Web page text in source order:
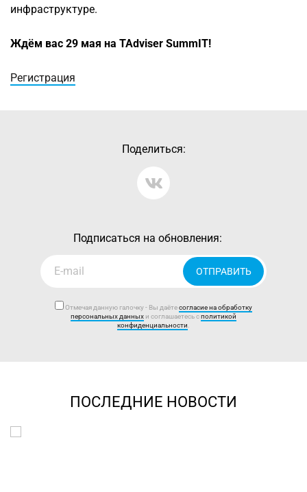
инфраструктуре.
Ждём вас 29 мая на TAdviser SummIT!
Регистрация
Поделиться:
Подписаться на обновления:
ОТПРАВИТЬ
Отмечая данную галочку - Вы даётесогласие на обработку
персональных данных и соглашаетесь сполитикой
конфиденциальности
ПОСЛЕДНИЕ НОВОСТИ